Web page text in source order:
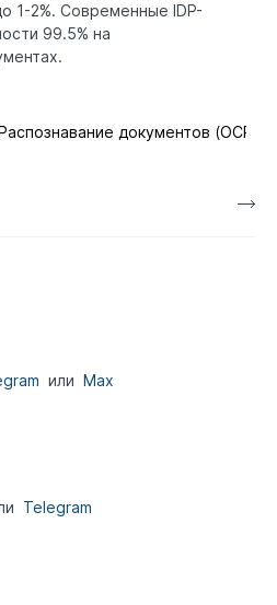
1-2%. Современные IDP-
99.5% на
документов (OCR/
или Max
Telegram